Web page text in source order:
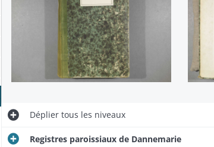
Dépliertous les niveaux
Registres paroissiaux de Dannemarie